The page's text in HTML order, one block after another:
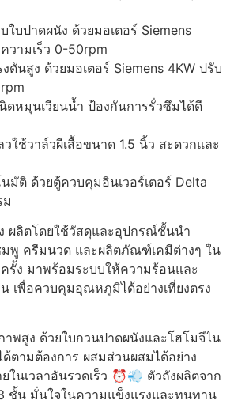
บปาดผนัง ด้วยมอเตอร์ Siemens
วามเร็ว 0-50rpm
ดันสูง ด้วยมอเตอร์ Siemens 4KW ปรับ
ดหมุนเวียนน้ำ ป้องกันการรั่วซึมได้ดี
ใช้วาล์วผีเสื้อขนาด 1.5 นิ้ว สะดวกและ
มัติ ด้วยตู้ควบคุมอินเวอร์เตอร์ Delta
ม
ผลิตโดยใช้วัสดุและอุปกรณ์ชั้นนำ
มพู ครีมนวด และผลิตภัณฑ์เคมีต่างๆ ใน
ง มาพร้อมระบบให้ความร้อนและ
เพื่อควบคุมอุณหภูมิได้อย่างเที่ยงตรง
พสูง ด้วยใบกวนปาดผนังและโฮโมจีไน
ด้ตามต้องการ ผสมส่วนผสมได้อย่าง
ในเวลาอันรวดเร็ว ⏰💨 ตัวถังผลิตจาก
ชั้น มั่นใจในความแข็งแรงและทนทาน